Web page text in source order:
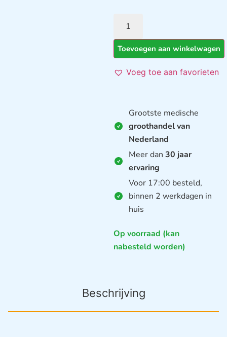
Toevoegen aan winkelwagen
Voeg toe aan favorieten
Grootste medische
groothandel van
Nederland
Meer dan 30 jaar
ervaring
Voor 17:00 besteld,
binnen 2 werkdagen in
huis
Op voorraad (kan
nabesteld worden)
Beschrijving